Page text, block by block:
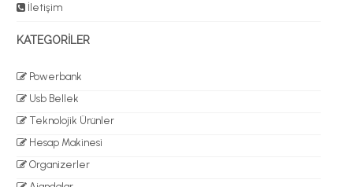
İletişim
KATEGORİLER
Powerbank
Usb Bellek
Teknolojik Ürünler
Hesap Makinesi
Organizerler